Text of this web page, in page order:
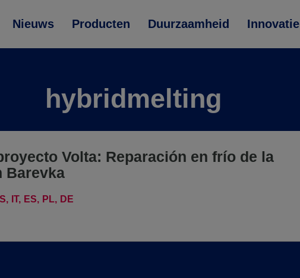
Nieuws Producten Duurzaamheid Innovatie
hybridmelting
Volta: Reparación en frío de la
Barevka
IT ES PL DE